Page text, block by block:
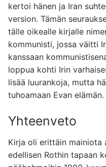
kertoi hänen ja Iran
version. Tämän
tälle oikealle kirjalle
kommunisti, jossa väitti
kanssaan
loppua kohti Irin
lisää luurankoja, mutta
tuhoamaan Evan elämän.
Yhteenveto
Kirja oli erittäin mainiota
edellisen Rothin tapaan